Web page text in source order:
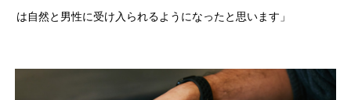
は自然と男性に受け入られるようになったと思います」